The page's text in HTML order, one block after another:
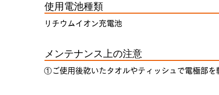
使用電池種類
リチウムイオン充電池
メンテナンス上の注意
①ご使用後乾いたタオルやティッシュで電極部を